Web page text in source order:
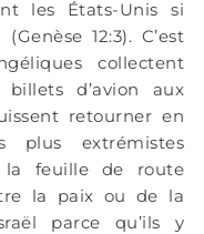
les États-Unis si
12:3). C’est
collectent
d’avion aux
retourner en
plus extrémistes
la feuille de route
la paix ou de la
parce qu’ils y